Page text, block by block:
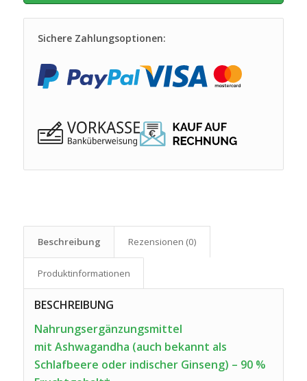
Sichere Zahlungsoptionen:
Beschreibung Rezensionen (0)
Produkt­informationen
BESCHREIBUNG
Nahrungsergänzungsmittel
mit Ashwagandha (auch bekannt als
Schlafbeere oder indischer Ginseng) – 90 %